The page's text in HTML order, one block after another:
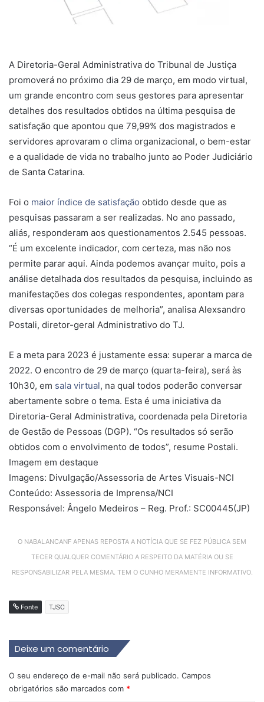
A Diretoria-Geral Administrativa do Tribunal de Justiça
promoverá no próximo dia 29 de março, em modo virtual,
um grande encontro com seus gestores para apresentar
detalhes dos resultados obtidos na última pesquisa de
satisfação que apontou que 79,99% dos magistrados e
servidores aprovaram o clima organizacional, o bem-estar
e a qualidade de vida no trabalho junto ao Poder Judiciário
de Santa Catarina.
Foi o maior índice de satisfação obtido desde que as
pesquisas passaram a ser realizadas. No ano passado,
aliás, responderam aos questionamentos 2.545 pessoas.
“É um excelente indicador, com certeza, mas não nos
permite parar aqui. Ainda podemos avançar muito, pois a
análise detalhada dos resultados da pesquisa, incluindo as
manifestações dos colegas respondentes, apontam para
diversas oportunidades de melhoria”, analisa Alexsandro
Postali, diretor-geral Administrativo do TJ.
E a meta para 2023 é justamente essa: superar a marca de
2022. O encontro de 29 de março (quarta-feira), será às
10h30, em sala virtual, na qual todos poderão conversar
abertamente sobre o tema. Esta é uma iniciativa da
Diretoria-Geral Administrativa, coordenada pela Diretoria
de Gestão de Pessoas (DGP). “Os resultados só serão
obtidos com o envolvimento de todos”, resume Postali.
Imagem em destaque
Imagens: Divulgação/Assessoria de Artes Visuais-NCI
Conteúdo: Assessoria de Imprensa/NCI
Responsável: Ângelo Medeiros – Reg. Prof.: SC00445(JP)
O NABALANCANF APENAS REPOSTA A NOTÍCIA QUE SE FEZ PÚBLICA SEM
TECER QUALQUER COMENTÁRIO A RESPEITO DA MATÉRIA OU SE
RESPONSABILIZAR PELA MESMA. TEM O CUNHO MERAMENTE INFORMATIVO.
Fonte TJSC
Deixe um comentário
O seu endereço de e-mail não será publicado. Campos
obrigatórios são marcados com *